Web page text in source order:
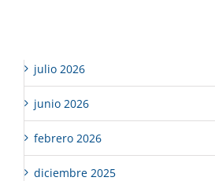
julio 2026
junio 2026
febrero 2026
diciembre 2025